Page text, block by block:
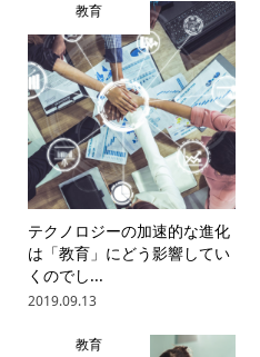
教育
テクノロジーの加速的な進化
は「教育」にどう影響してい
くのでし...
2019.09.13
教育